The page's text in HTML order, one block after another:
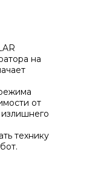
на
от
технику